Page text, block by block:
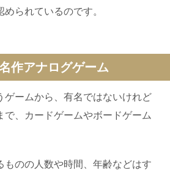
られているのです。
作アナログゲーム
ゲームから、有名ではないけれど
で、カードゲームやボードゲーム
のの人数や時間、年齢などはす